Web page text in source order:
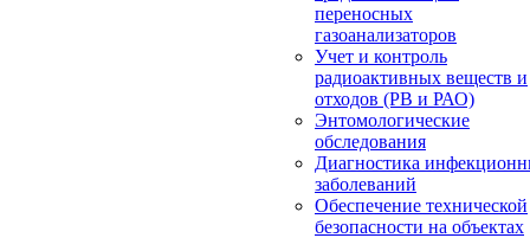
переносных
газоанализаторов
Учет и контроль
радиоактивных веществ и
отходов (РВ и РАО)
Энтомологические
обследования
Диагностика
заболеваний
Обеспечение технической
безопасности на объектах